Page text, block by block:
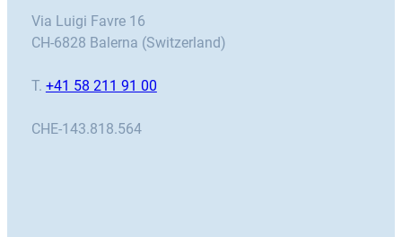
Via Luigi Favre 16
CH-6828 Balerna (Switzerland)
T. +41 58 211 91 00
CHE-143.818.564